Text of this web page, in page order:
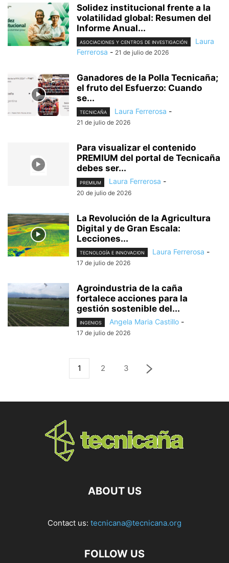
Solidez institucional frente a la
volatilidad global: Resumen del
Informe Anual...
ASOCIACIONES Y CENTROS DE INVESTIGACIÓN
Laura
Ferrerosa - 21 de julio de 2026
Ganadores de la Polla Tecnicaña;
el fruto del Esfuerzo: Cuando
se...
TECNICAÑA Laura Ferrerosa -
21 de julio de 2026
Para visualizar el contenido
PREMIUM del portal de Tecnicaña
debes ser...
PREMIUM Laura Ferrerosa -
20 de julio de 2026
La Revolución de la Agricultura
Digital y de Gran Escala:
Lecciones...
TECNOLOGÍA E INNOVACION Laura Ferrerosa -
17 de julio de 2026
Agroindustria de la caña
fortalece acciones para la
gestión sostenible del...
INGENIOS Angela Maria Castillo -
17 de julio de 2026
1 2 3
ABOUT US
Contact us: tecnicana@tecnicana.org
FOLLOW US